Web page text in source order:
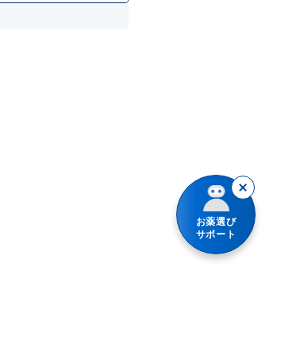
お薬選び
サポート